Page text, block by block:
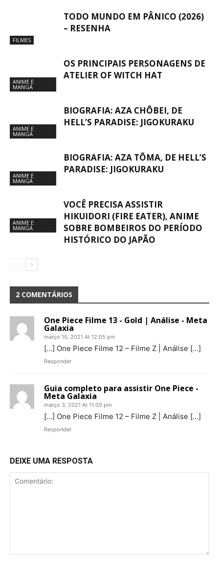
FILMES
TODO MUNDO EM PÂNICO (2026)
– RESENHA
ANIME E
MANGÁ
OS PRINCIPAIS PERSONAGENS DE
ATELIER OF WITCH HAT
ANIME E
MANGÁ
BIOGRAFIA: AZA CHŌBEI, DE
HELL’S PARADISE: JIGOKURAKU
ANIME E
MANGÁ
BIOGRAFIA: AZA TŌMA, DE HELL’S
PARADISE: JIGOKURAKU
ANIME E
MANGÁ
VOCÊ PRECISA ASSISTIR
HIKUIDORI (FIRE EATER), ANIME
SOBRE BOMBEIROS DO PERÍODO
HISTÓRICO DO JAPÃO
2 COMENTÁRIOS
One Piece Filme 13 - Gold | Análise - Meta
Galaxia
março 15, 2021 At 12:05 pm
[…] One Piece Filme 12 – Filme Z | Análise […]
Responder
Guia completo para assistir One Piece -
Meta Galaxia
março 3, 2021 At 11:00 pm
[…] One Piece Filme 12 – Filme Z | Análise […]
Responder
DEIXE UMA RESPOSTA